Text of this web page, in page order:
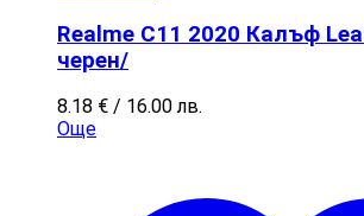
Realme C11 2020 Калъф
черен/
8.18 € / 16.00 лв.
Още